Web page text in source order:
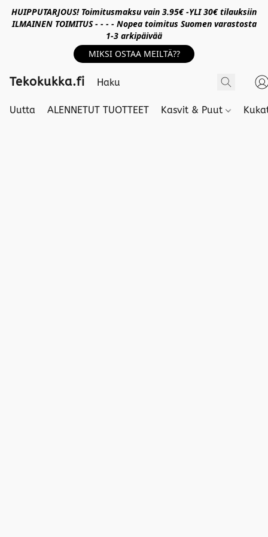
HUIPPUTARJOUS! Toimitusmaksu vain 3.95€ -YLI 30€ tilauksiin
ILMAINEN TOIMITUS - - - - Nopea toimitus Suomen varastosta
1-3 arkipäivää
MIKSI OSTAA MEILTÄ??
Tekokukka.fi
Uutta ALENNETUT TUOTTEET Kasvit & Puut